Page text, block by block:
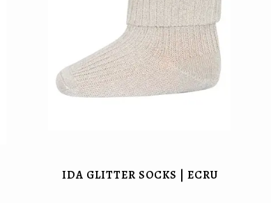
IDA GLITTER SOCKS | ECRU